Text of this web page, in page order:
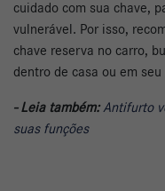
cuidado com sua chave,
vulnerável. Por isso,
chave reserva no carro,
dentro de casa ou em
- Leia também: Antifurto
suas funções